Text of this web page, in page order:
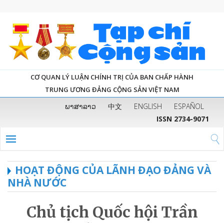
CƠ QUAN LÝ LUẬN CHÍNH TRỊ CỦA BAN CHẤP HÀNH
TRUNG ƯƠNG ĐẢNG CỘNG SẢN VIỆT NAM
ພາສາລາວ 中文 ENGLISH
ESPAÑOL
ISSN 2734-9071
HOẠT ĐỘNG CỦA LÃNH ĐẠO ĐẢNG VÀ
NHÀ NƯỚC
Chủ tịch Quốc hội Trần